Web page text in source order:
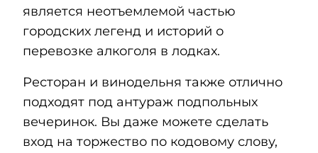
является неотъемлемой частью
городских легенд и историй о
перевозке алкоголя в лодках.
Ресторан и винодельня также отлично
подходят под антураж подпольных
вечеринок. Вы даже можете сделать
вход на торжество по кодовому слову,